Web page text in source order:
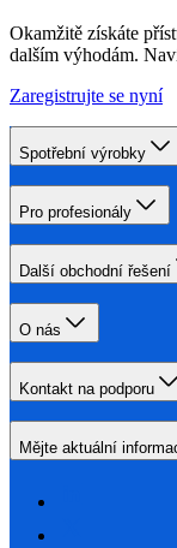
Okamžitě získáte
dalším výhodám.
Zaregistrujte se nyní
Spotřební výrobky
Pro profesionály
Další obchodní řešení
O nás
Kontakt na podporu
Mějte aktuální